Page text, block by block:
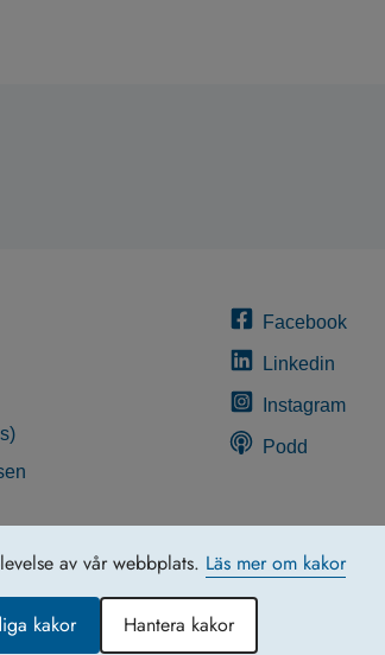
av vår webbplats. Läs mer om kakor
kakor Hantera kakor
Facebook
Linkedin
Instagram
Podd